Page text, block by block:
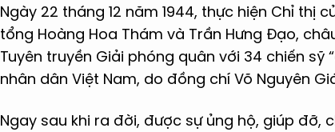
Ngày 22 tháng 12 năm 1944, thực hiện Chỉ thị
tổng Hoàng Hoa Thám và Trần Hưng Đạo,
Tuyên truyền Giải phóng quân với 34 chiến
nhân dân Việt Nam, do đồng chí Võ Nguyên
Ngay sau khi ra đời, được sự ủng hộ, giúp đỡ,